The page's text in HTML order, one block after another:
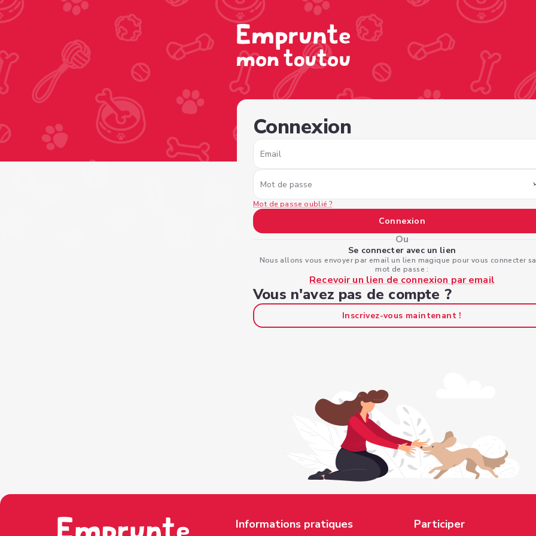
Connexion
Email
Mot de passe
Mot de passe oublié ?
Connexion
Ou
Se connecter avec un lien
Nous allons vous envoyer par email un lien magique pour vous connecter
mot de passe :
Recevoir un lien de connexion par email
Vous n'avez pas de compte ?
Inscrivez-vous maintenant !
Informations pratiques Participer
/sign-in?nextPage=%2Fview-profile%2Ff888a7cb-9a48-415e-ad62-841f0f6e2f4f